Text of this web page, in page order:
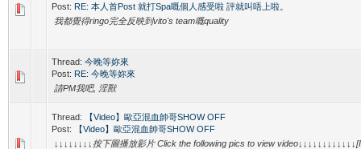
Post: RE: 本人首Post 就打Spa嘅個人感受啦 評就叫唔上啦。
我都覺得ringo完全反映到vito's team嘅quality
Thread: 今晚等妳來
Post: RE: 今晚等妳來
請PM我吧, 淫獸
Thread:
【Video】歐亞混血帥哥SHOW OFF
Post:
【Video】歐亞混血帥哥SHOW OFF
↓↓↓↓↓↓↓↓按下圖播放影片 Click the following pics to view